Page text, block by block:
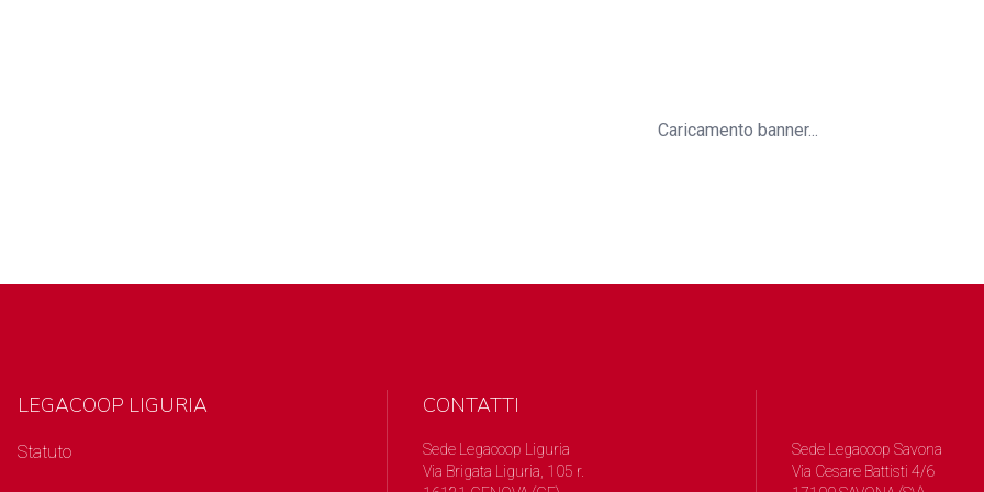
Caricamento banner...
LEGACOOP LIGURIA
Statuto
CONTATTI
Sede Legacoop Liguria
Via Brigata Liguria, 105 r.
Sede Legacoop Savona
Via Cesare Battisti 4/6